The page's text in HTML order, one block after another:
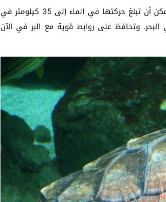
تتسم السلحفاة البرية بالبطيء لكن السلاحف البحرية سريعة يمكن أن تبلغ حركتها في الماء إلى 35 كيلومتر في
وتحافظ على روابط قوية مع البر في الآن